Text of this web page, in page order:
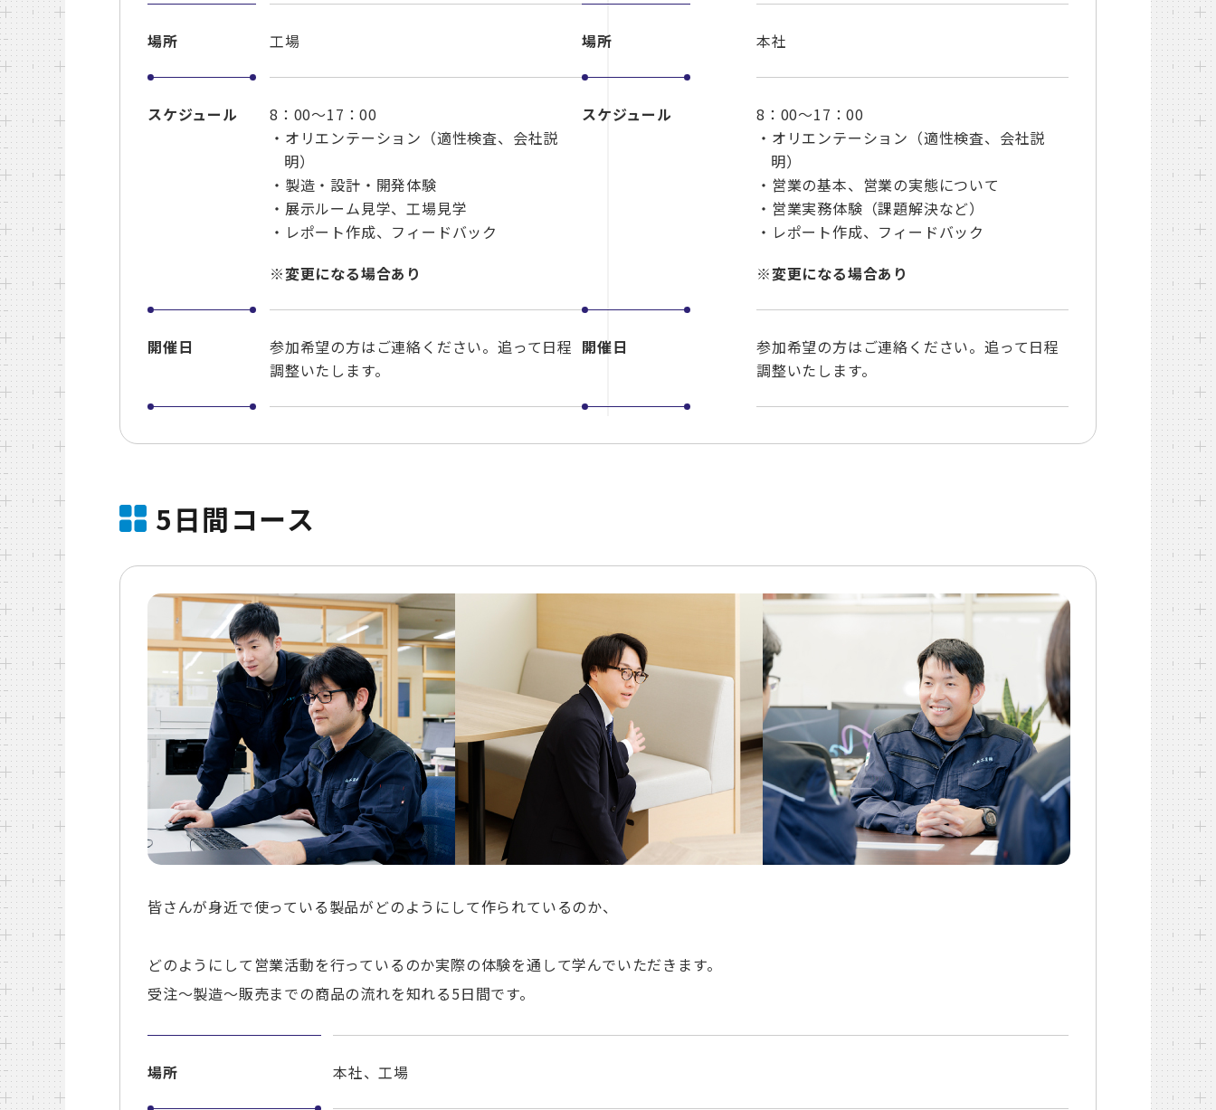
場所 工場
スケジュール
8：00～17：00
・オリエンテーション（適性検査、会社説
明）
・製造・設計・開発体験
・展示ルーム見学、工場見学
・レポート作成、フィードバック
※変更になる場合あり
開催日
参加希望の方はご連絡ください。追って日程
調整いたします。
場所 本社
スケジュール
8：00～17：00
・オリエンテーション（適性検査、会社説
明）
・営業の基本、営業の実態について
・営業実務体験（課題解決など）
・レポート作成、フィードバック
※変更になる場合あり
開催日
参加希望の方はご連絡ください。追って日程
調整いたします。
5日間コース
皆さんが身近で使っている製品がどのようにして作られているのか、
どのようにして営業活動を行っているのか実際の体験を通して学んでいただきます。
受注～製造～販売までの商品の流れを知れる5日間です。
場所 本社、工場